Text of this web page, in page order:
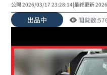
公開2026/03/17 23:28:14|最終更新
出品中 閲覧数: